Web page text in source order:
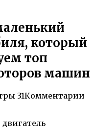
который
топ
машин
31Комментарии